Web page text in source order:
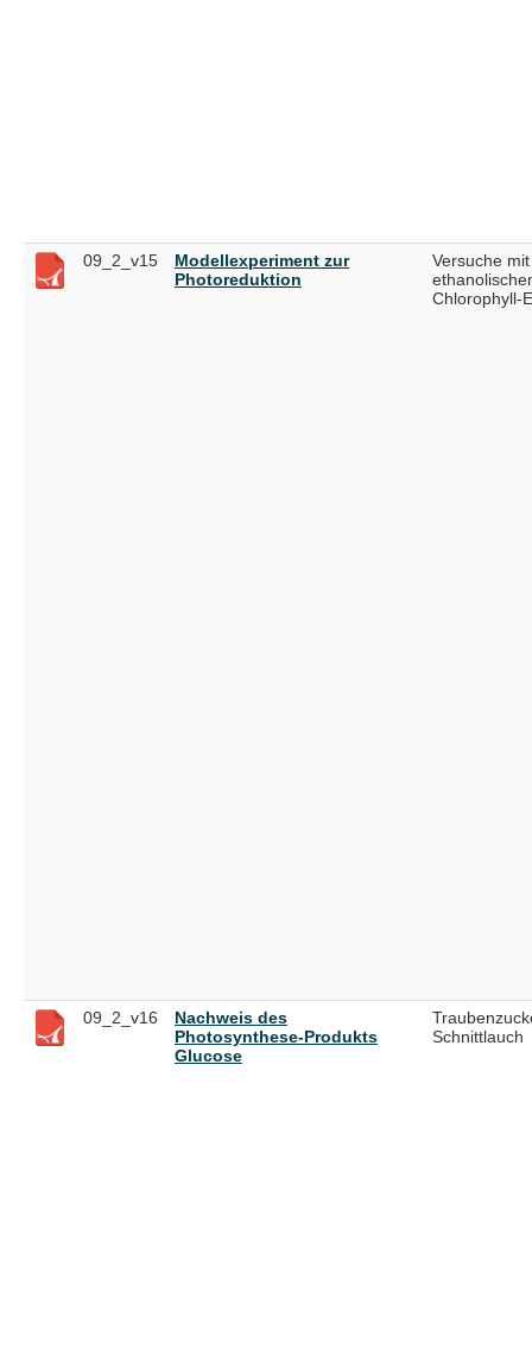
09_2_v15
Modellexperiment zur
Photoreduktion
Versuche mit
Chlorophyll-
09_2_v16
Nachweis des
Photosynthese-Produkts
Glucose
Schnittlauch